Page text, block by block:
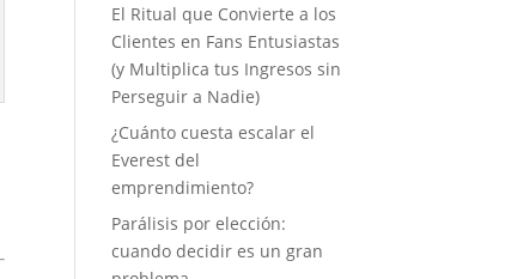
El Ritual que Convierte a los
Clientes en Fans Entusiastas
(y Multiplica tus Ingresos sin
Perseguir a Nadie)
¿Cuánto cuesta escalar el
Everest del
emprendimiento?
Parálisis por elección:
cuando decidir es un gran